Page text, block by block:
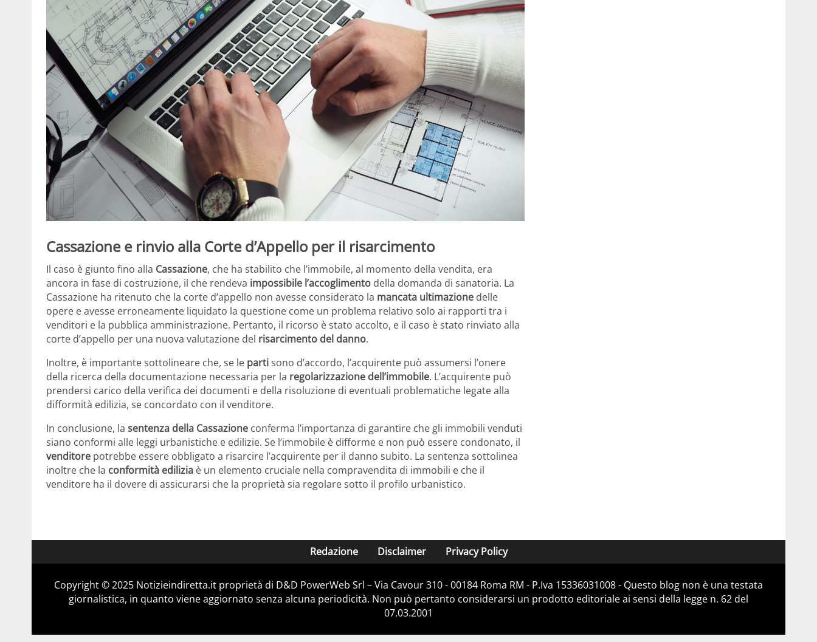
Cassazione e rinvio alla Corte d’Appello per il risarcimento
Il caso è giunto fino alla Cassazione, che ha stabilito che l’immobile, al momento della vendita, era
ancora in fase di costruzione, il che rendeva impossibile l’accoglimento della domanda di sanatoria. La
Cassazione ha ritenuto che la corte d’appello non avesse considerato la mancata ultimazione delle
opere e avesse erroneamente liquidato la questione come un problema relativo solo ai rapporti tra i
venditori e la pubblica amministrazione. Pertanto, il ricorso è stato accolto, e il caso è stato rinviato alla
corte d’appello per una nuova valutazione del risarcimento del danno.
Inoltre, è importante sottolineare che, se le partisono d’accordo, l’acquirente può assumersi l’onere
della ricerca della documentazione necessaria per la regolarizzazione dell’immobile. L’acquirente può
prendersi carico della verifica dei documenti e della risoluzione di eventuali problematiche legate alla
difformità edilizia, se concordato con il venditore.
In conclusione, la sentenza della Cassazione conferma l’importanza di garantire che gli immobili venduti
siano conformi alle leggi urbanistiche e edilizie. Se l’immobile è difforme e non può essere condonato, il
venditore potrebbe essere obbligato a risarcire l’acquirente per il danno subito. La sentenza sottolinea
inoltre che la conformità edilizia è un elemento cruciale nella compravendita di immobili e che il
venditore ha il dovere di assicurarsi che la proprietà sia regolare sotto il profilo urbanistico.
Redazione Disclaimer Privacy Policy
Copyright © 2025 Notizieindiretta.it proprietà di D&D PowerWeb Srl – Via Cavour 310 - 00184 Roma RM - P.Iva 15336031008 - Questo blog non è una testata
giornalistica, in quanto viene aggiornato senza alcuna periodicità. Non può pertanto considerarsi un prodotto editoriale ai sensi della legge n. 62 del
07.03.2001